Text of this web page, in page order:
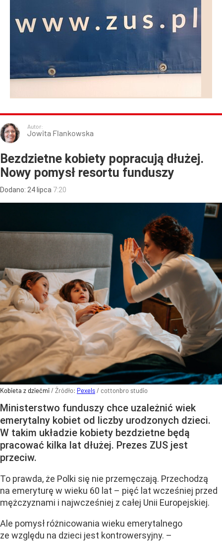
Autor:
Jowita Flankowska
Bezdzietne kobiety popracują dłużej.
Nowy pomysł resortu funduszy
Dodano: 24lipca 7:20
Kobieta z dziećmi/ Źródło: Pexels/ cottonbro studio
Ministerstwo funduszy chce uzależnić wiek
emerytalny kobiet od liczby urodzonych dzieci.
W takim układzie kobiety bezdzietne będą
pracować kilka lat dłużej. Prezes ZUS jest
przeciw.
To prawda, że Polki się nie przemęczają. Przechodzą
na emeryturę w wieku 60 lat – pięć lat wcześniej przed
mężczyznami i najwcześniej z całej Unii Europejskiej.
Ale pomysł różnicowania wieku emerytalnego
ze względu na dzieci jest kontrowersyjny. –